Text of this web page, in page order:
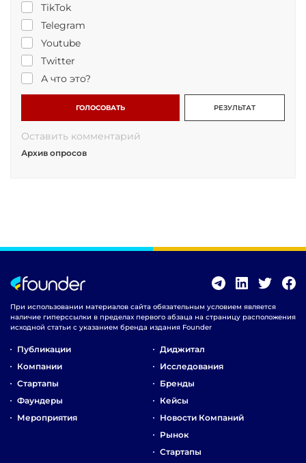
TikTok
Telegram
Youtube
Twitter
А что это?
ГОЛОСОВАТЬ РЕЗУЛЬТАТ
Оставить комментарий
Архив опросов
При использовании материалов сайта обязательным условием является
наличие гиперссылки в пределах первого абзаца на страницу расположения
исходной статьи с указанием бренда издания Founder
Публикации
Компании
Стартапы
Фаундеры
Мероприятия
Диджитал
Исследования
Бренды
Кейсы
Новости Компаний
Рынок
Стартапы